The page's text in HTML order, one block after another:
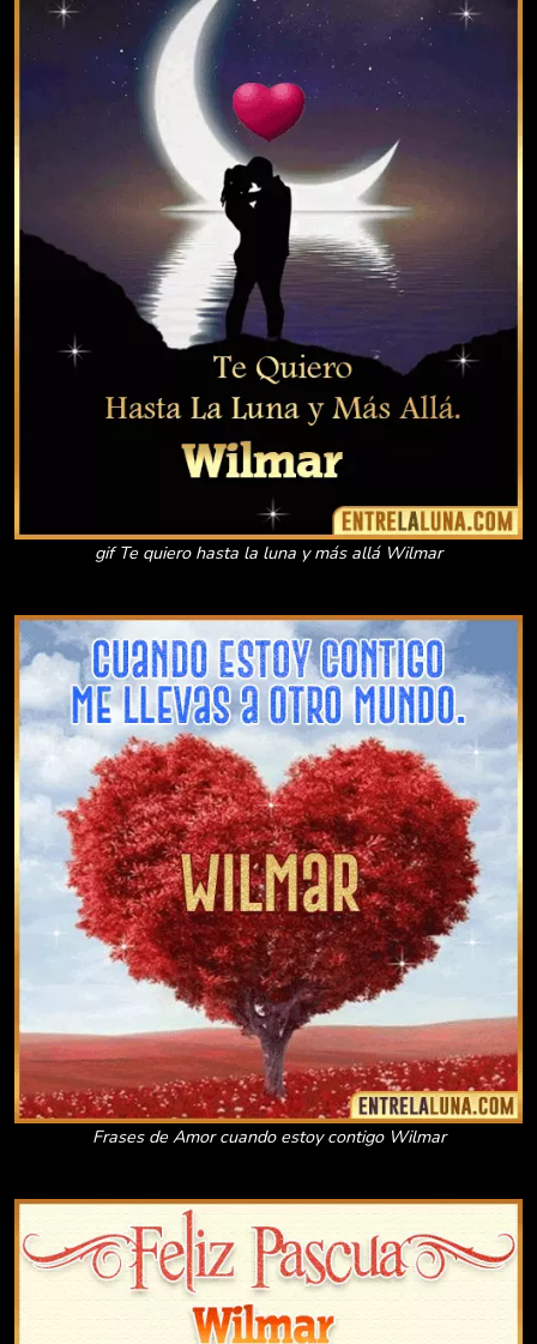
gif Te quiero hasta la luna y más allá Wilmar
Frases de Amor cuando estoy contigo Wilmar